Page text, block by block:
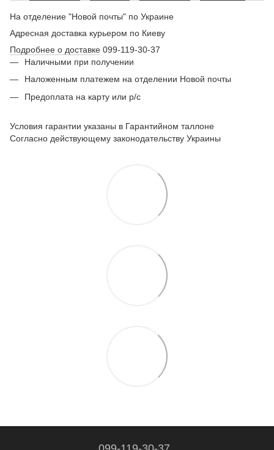
На отделение "Новой почты" по Украине
Адресная доставка курьером по Киеву
Подробнее о доставке 099-119-30-37
Наличными при получении
Наложенным платежем на отделении Новой почты
Предоплата на карту или р/с
Условия гарантии указаны в Гарантийном таллоне
Согласно действующему законодательству Украины